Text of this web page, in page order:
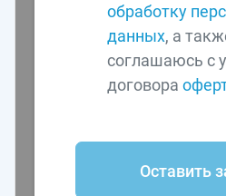
обработку
данных, а
соглашаюсь с
договора
Оставить